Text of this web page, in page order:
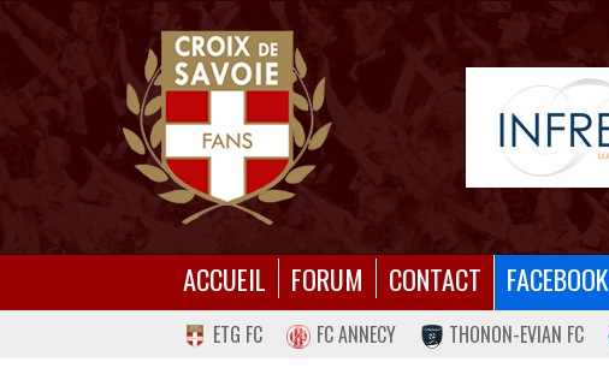
ACCUEIL FORUM CONTACT FACEBOOK
ETG FC FC ANNECY THONON-EVIAN FC